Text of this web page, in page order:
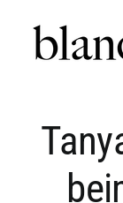
springen